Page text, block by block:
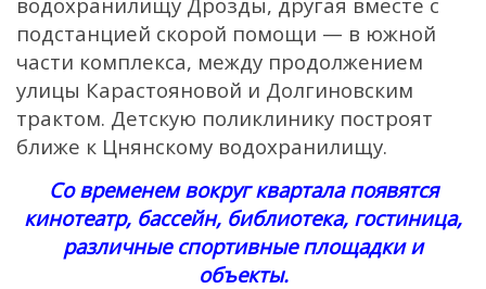
подстанцией скорой помощи — в южной
части комплекса, между продолжением
улицы Карастояновой и Долгиновским
трактом. Детскую поликлинику построят
ближе к Цнянскому водохранилищу.
Со временем вокруг квартала появятся
кинотеатр, бассейн, библиотека, гостиница,
различные спортивные площадки и
объекты.